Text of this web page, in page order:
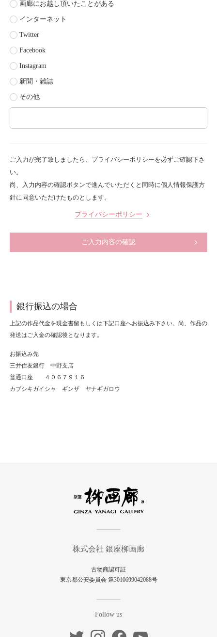
画廊にお越し頂いたことがある
インターネット
Twitter
Facebook
Instagram
新聞・雑誌
その他
ご入力が完了致しましたら、プライバシーポリシーを必ずご確認下さ
い。
尚、入力内容の確認ボタンで進んでいただくと同時に個人情報保護方
針に同意いただけたものとします。
プライバシーポリシー
ご入力内容の確認
銀行振込の場合
上記の作品代金を現金書留もしくは下記口座へお振込み下さい。尚、作品の
発送はご入金の確認後となります。
お振込み先
三井住友銀行 中野支店
普通口座 ４０６７９１６
カブシキガイシャ ギンザ ヤナギガロウ
株式会社 銀座柳画廊
古物商認可証
東京都公安委員会 第3010699042088号
Follow us